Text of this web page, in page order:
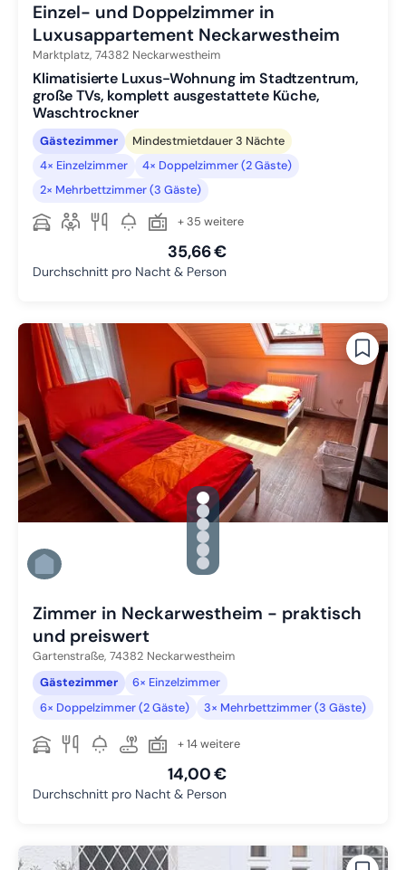
Einzel- und Doppelzimmer in
Luxusappartement Neckarwestheim
Marktplatz, 74382 Neckarwestheim
Klimatisierte Luxus-Wohnung im Stadtzentrum,
große TVs, komplett ausgestattete Küche,
Waschtrockner
Gästezimmer
Mindestmietdauer 3 Nächte
4× Einzelzimmer
4× Doppelzimmer (2 Gäste)
2× Mehrbettzimmer (3 Gäste)
+ 35 weitere
35,66 €
Durchschnitt pro Nacht & Person
gallery.slide_selector
Zu Slide 1 wechseln
Zu Slide 2 wechseln
Zu Slide 3 wechseln
Zu Slide 4 wechseln
Zu Slide 5 wechseln
Zu Slide 6 wechseln
Zimmer in Neckarwestheim - praktisch
und preiswert
Gartenstraße, 74382 Neckarwestheim
Gästezimmer
6× Einzelzimmer
6× Doppelzimmer (2 Gäste)
3× Mehrbettzimmer (3 Gäste)
+ 14 weitere
14,00 €
Durchschnitt pro Nacht & Person